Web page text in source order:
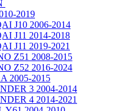
2019
J10 2006-2014
J11 2014-2018
J11 2019-2021
Z51 2008-2015
Z52 2016-2024
2005-2015
3 2004-2014
4 2014-2021